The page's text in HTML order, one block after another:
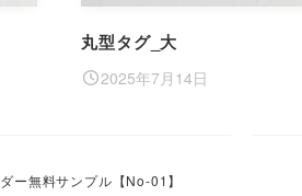
丸型タグ_大
2025年7月14日
ー無料サンプル【No-01】